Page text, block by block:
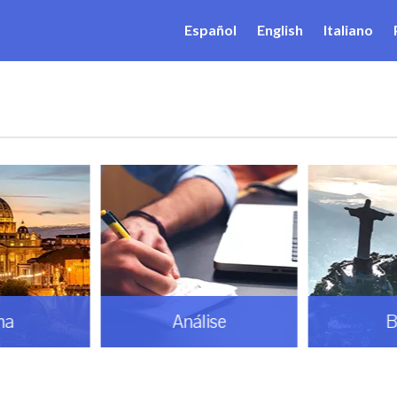
Español English Italiano
Análise